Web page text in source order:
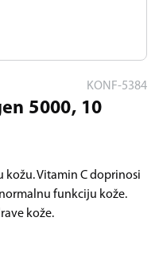
KONF-5384
5000, 10
kožu. Vitamin C doprinosi
funkciju kože.
kože.